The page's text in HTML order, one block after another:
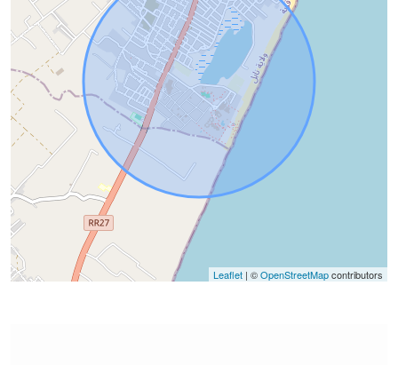
Leaflet | ©OpenStreetMapcontributors